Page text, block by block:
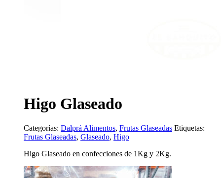
Higo Glaseado
Categorías: Dalprá Alimentos, Frutas Glaseadas Etiquetas:
Frutas Glaseadas, Glaseado, Higo
Higo Glaseado en confecciones de 1Kg y 2Kg.